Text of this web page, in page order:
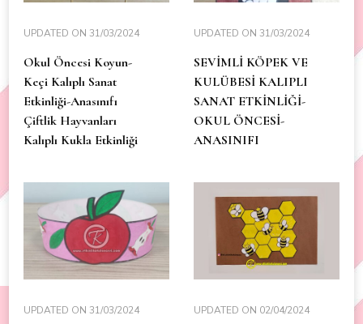
UPDATED ON 31/03/2024
Okul Öncesi Koyun-
Keçi Kalıplı Sanat
Etkinliği-Anasınıfı
Çiftlik Hayvanları
Kalıplı Kukla Etkinliği
UPDATED ON 31/03/2024
SEVİMLİ KÖPEK VE
KULÜBESİ KALIPLI
SANAT ETKİNLİĞİ-
OKUL ÖNCESİ-
ANASINIFI
UPDATED ON 31/03/2024 UPDATED ON 02/04/2024